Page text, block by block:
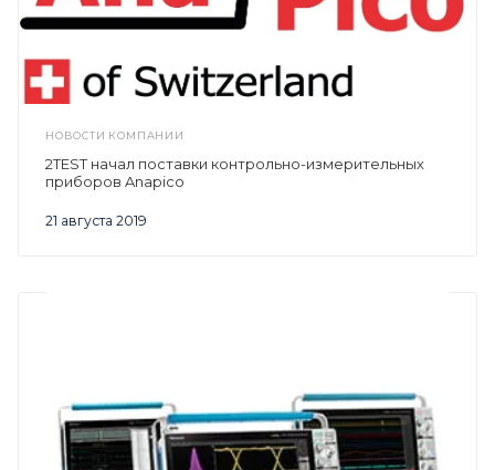
НОВОСТИ КОМПАНИИ
21 августа 2019
2TEST начал поставки контрольно-измерительных
приборов Anapico